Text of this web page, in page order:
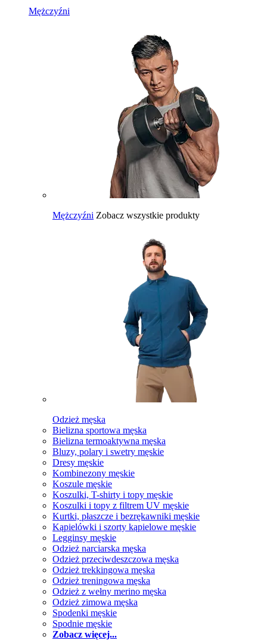
Mężczyźni
Mężczyźni Zobacz wszystkie produkty
Odzież męska
Bielizna sportowa męska
Bielizna termoaktywna męska
Bluzy, polary i swetry męskie
Dresy męskie
Kombinezony męskie
Koszule męskie
Koszulki, T-shirty i topy męskie
Koszulki i topy z filtrem UV męskie
Kurtki, płaszcze i bezrękawniki męskie
Kąpielówki i szorty kąpielowe męskie
Legginsy męskie
Odzież narciarska męska
Odzież przeciwdeszczowa męska
Odzież trekkingowa męska
Odzież treningowa męska
Odzież z wełny merino męska
Odzież zimowa męska
Spodenki męskie
Spodnie męskie
Zobacz więcej...